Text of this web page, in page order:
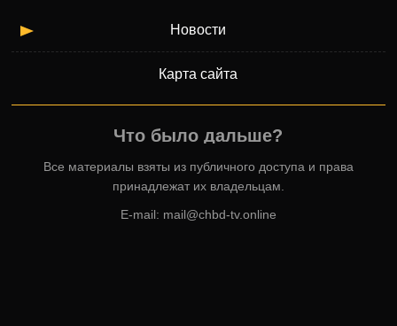
Что было дальше?
Все материалы взяты из публичного доступа и права
принадлежат их владельцам.
E-mail: mail@chbd-tv.online
Новости
Карта сайта